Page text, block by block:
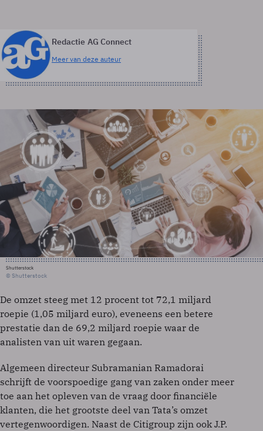
Redactie AG Connect
Meer van deze auteur
Shutterstock
© Shutterstock
De omzet steeg met 12 procent tot 72,1 miljard
roepie (1,05 miljard euro), eveneens een betere
prestatie dan de 69,2 miljard roepie waar de
analisten van uit waren gegaan.
Algemeen directeur Subramanian Ramadorai
schrijft de voorspoedige gang van zaken onder meer
toe aan het opleven van de vraag door financiële
klanten, die het grootste deel van Tata’s omzet
vertegenwoordigen. Naast de Citigroup zijn ook J.P.